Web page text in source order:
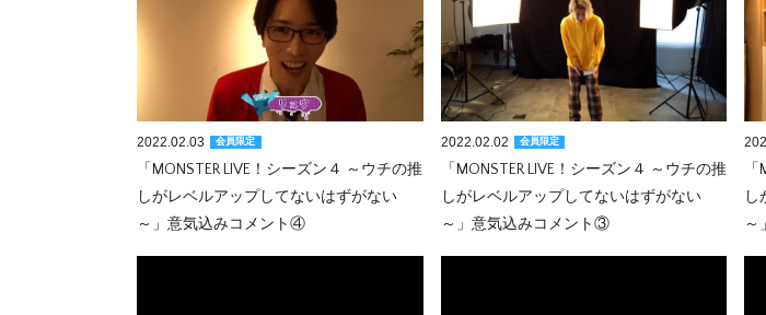
2022.02.03 会員限定
「MONSTER LIVE！シーズン４ ～ウチの推
しがレベルアップしてないはずがない
～」意気込みコメント④
2022.02.02 会員限定
「MONSTER LIVE！シーズン４ ～ウチの推
しがレベルアップしてないはずがない
～」意気込みコメント③
し
～